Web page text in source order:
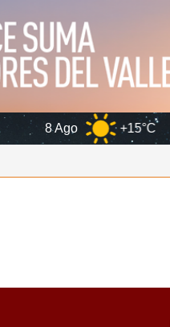
+15°C 9 Ago